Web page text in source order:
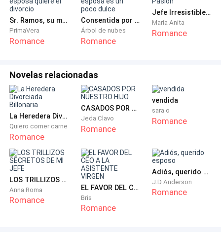
Sr. Ramos, su multimillonaria esposa quiere el divorcio
PrimaVera
Romance
Consentida por el Presidente: Mi esposa es un poco dulce
Árbol de nubes
Romance
Jefe Irresistible: Rendida a su Pasión
Maria Anita
Romance
Novelas relacionadas
La Heredera Divorciada Billonaria
Quiero comer carne
Romance
CASADOS POR NUESTRO HIJO
Jeda Clavo
Romance
vendida
sara o
Romance
LOS TRILLIZOS SECRETOS DE MI JEFE
Anna Roma
Romance
EL FAVOR DEL CEO A LA ASISTENTE VIRGEN
Bris
Romance
Adiós, querido esposo
J.D Anderson
Romance